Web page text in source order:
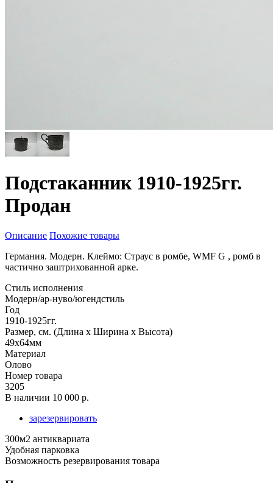
Подстаканник 1910-1925гг.
Продан
Описание Похожие товары
Германия. Модерн. Клеймо: Страус в ромбе, WMF G , ромб в
частично заштрихованной арке.
Стиль исполнения
Модерн/ар-нуво/югендстиль
Год
1910-1925гг.
Размер, см. (Длина х Ширина х Высота)
49х64мм
Материал
Олово
Номер товара
3205
В наличии 10 000 р.
зарезервировать
300м2 антиквариата
Удобная парковка
Возможность резервирования товара